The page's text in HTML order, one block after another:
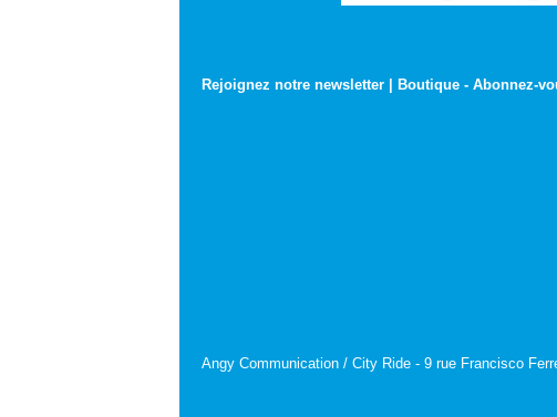
Rejoignez notre newsletter| Boutique- Abonnez-
Angy Communication / City Ride - 9 rue Francisco